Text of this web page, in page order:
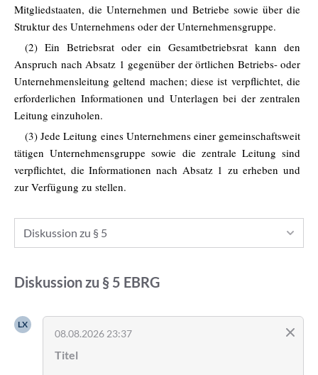
Mitgliedstaaten, die Unternehmen und Betriebe sowie über die
Struktur des Unternehmens oder der Unternehmensgruppe.
(2) Ein Betriebsrat oder ein Gesamtbetriebsrat kann den
Anspruch nach Absatz 1 gegenüber der örtlichen Betriebs- oder
Unternehmensleitung geltend machen; diese ist verpflichtet, die
erforderlichen Informationen und Unterlagen bei der zentralen
Leitung einzuholen.
(3) Jede Leitung eines Unternehmens einer gemeinschaftsweit
tätigen Unternehmensgruppe sowie die zentrale Leitung sind
verpflichtet, die Informationen nach Absatz 1 zu erheben und
zur Verfügung zu stellen.
Diskussion zu § 5
Diskussion zu § 5 EBRG
LX
08.08.2026 23:37